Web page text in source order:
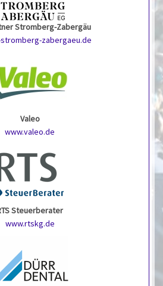
Stromberg-Zabergäu
zabergaeu.de
Valeo
www.valeo.de
Steuerberater
www.rtskg.de